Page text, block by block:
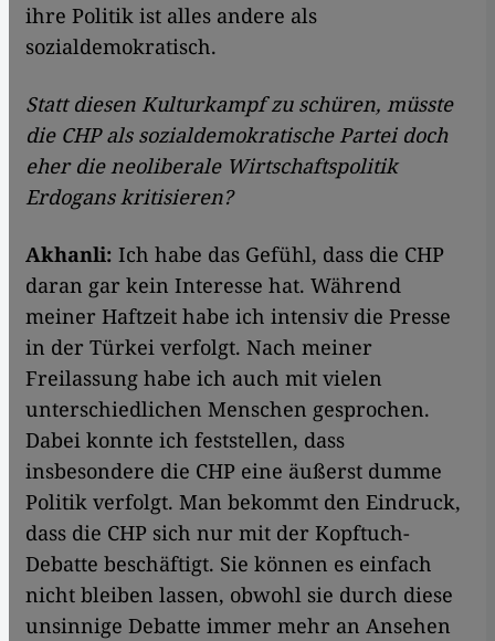
ihre Politik ist alles andere als
sozialdemokratisch.
Statt diesen Kulturkampf zu schüren, müsste
die CHP als sozialdemokratische Partei doch
eher die neoliberale Wirtschaftspolitik
Erdogans kritisieren?
Akhanli: Ich habe das Gefühl, dass die CHP
daran gar kein Interesse hat. Während
meiner Haftzeit habe ich intensiv die Presse
in der Türkei verfolgt. Nach meiner
Freilassung habe ich auch mit vielen
unterschiedlichen Menschen gesprochen.
Dabei konnte ich feststellen, dass
insbesondere die CHP eine äußerst dumme
Politik verfolgt. Man bekommt den Eindruck,
dass die CHP sich nur mit der Kopftuch-
Debatte beschäftigt. Sie können es einfach
nicht bleiben lassen, obwohl sie durch diese
unsinnige Debatte immer mehr an Ansehen